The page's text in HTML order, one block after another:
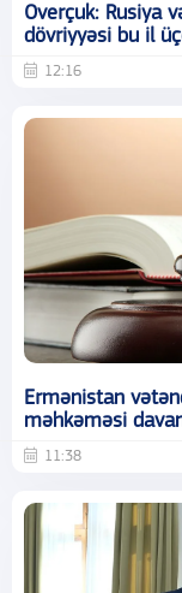
Overçuk: Rusiya
dövriyyəsi bu il
12:16
Ermənistan
məhkəməsi
11:38